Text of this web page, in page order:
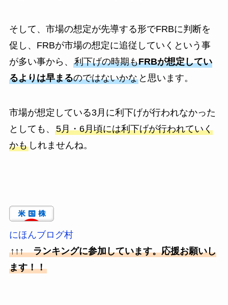
そして、市場の想定が先導する形でFRBに判断を
促し、FRBが市場の想定に追従していくという事
が多い事から、 利下げの時期もFRBが想定してい
るよりは早まるのではないかなと思います。
市場が想定している3月に利下げが行われなかった
としても、 5月・6月頃には利下げが行われていく
かもしれませんね。
にほんブログ村
↑↑↑ ランキングに参加しています。応援お願いし
ます！！